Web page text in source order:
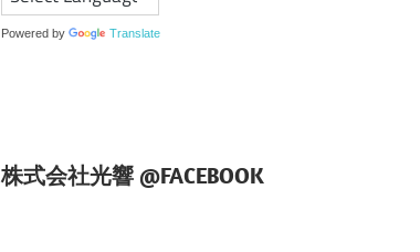
Powered by Translate
株式会社光響 @FACEBOOK